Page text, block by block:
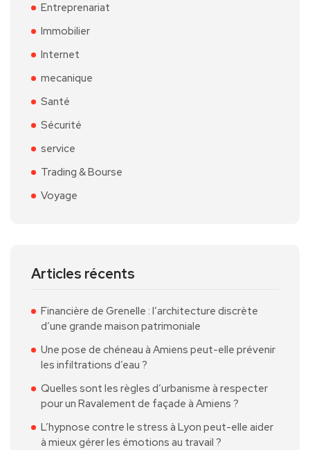
Entreprenariat
Immobilier
Internet
mecanique
Santé
Sécurité
service
Trading & Bourse
Voyage
Articles récents
Financière de Grenelle : l’architecture discrète
d’une grande maison patrimoniale
Une pose de chéneau à Amiens peut-elle prévenir
les infiltrations d’eau ?
Quelles sont les règles d’urbanisme à respecter
pour un Ravalement de façade à Amiens ?
L’hypnose contre le stress à Lyon peut-elle aider
à mieux gérer les émotions au travail ?